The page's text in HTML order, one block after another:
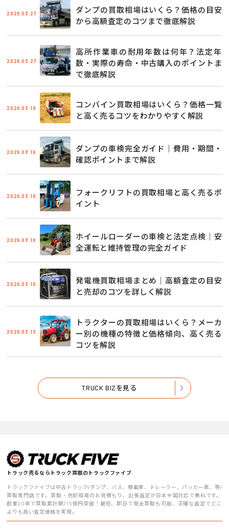
2026.03.27
ダンプの買取相場はいくら？価格の目安
から高額査定のコツまで徹底解説
2026.03.27
高所作業車の耐用年数は何年？法定年
数・実際の寿命・中古購入のポイントま
で徹底解説
2026.03.19
コンバイン買取相場はいくら？価格一覧
と高く売るコツをわかりやすく解説
2026.03.16
ダンプの車検完全ガイド｜費用・期間・
確認ポイントまで解説
2026.03.16
フォークリフトの買取相場と高く売るポ
イント
2026.03.16
ホイールローダーの車検と法定点検｜安
全運転と維持管理の完全ガイド
2026.03.16
発電機買取相場まとめ｜高額査定の目安
と売却のコツを詳しく解説
2026.03.13
トラクターの買取相場はいくら？メーカ
ー別の機種の特徴と価格傾向、高く売る
コツを解説
TRUCK BIZを見る
トラック売るならトラック買取のトラックファイブ
トラックファイブは中古トラック(ダンプ、バス、積載車、トレーラー、パッカー車、等)
買取専門店です。買取・売却相場のお見積もり、出張査定が日本全国対応で無料です。
創業20年で買取累計額715億円突破！最短、即日で現金買取も可能、正確な査定でどこ
よりも高い査定価格を実現。